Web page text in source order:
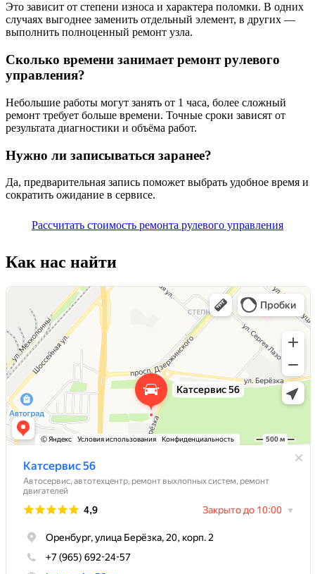
Это зависит от степени износа и характера поломки. В одних
случаях выгоднее заменить отдельный элемент, в других —
выполнить полноценный ремонт узла.
Сколько времени занимает ремонт рулевого
управления?
Небольшие работы могут занять от 1 часа, более сложный
ремонт требует больше времени. Точные сроки зависят от
результата диагностики и объёма работ.
Нужно ли записываться заранее?
Да, предварительная запись поможет выбрать удобное время и
сократить ожидание в сервисе.
Рассчитать стоимость ремонта рулевого управления
Как нас найти